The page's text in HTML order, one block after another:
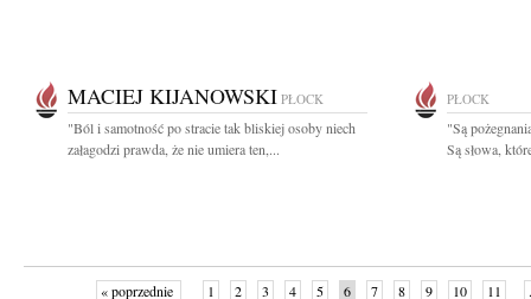
MACIEJ KIJANOWSKI PŁOCK
"Ból i samotność po stracie tak bliskiej osoby niech
załagodzi prawda, że nie umiera ten,...
PŁOCK
"Są
Są słowa,
« poprzednie 1 2 3 4 5 6 7 8 9 10 11